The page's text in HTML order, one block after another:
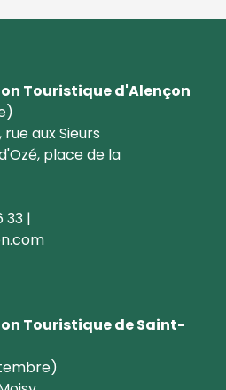
Touristique d'Alençon
aux Sieurs
place de la
33 |
Touristique de Saint-